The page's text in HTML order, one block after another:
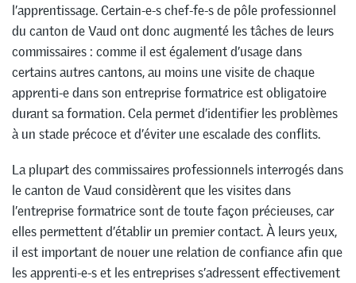
l’apprentissage. Certain-e-s chef-fe-s de pôle professionnel
du canton de Vaud ont donc augmenté les tâches de leurs
commissaires : comme il est également d’usage dans
certains autres cantons, au moins une visite de chaque
apprenti-e dans son entreprise formatrice est obligatoire
durant sa formation. Cela permet d’identifier les problèmes
à un stade précoce et d’éviter une escalade des conflits.
La plupart des commissaires professionnels interrogés dans
le canton de Vaud considèrent que les visites dans
l’entreprise formatrice sont de toute façon précieuses, car
elles permettent d’établir un premier contact. À leurs yeux,
il est important de nouer une relation de confiance afin que
les apprenti-e-s et les entreprises s’adressent effectivement